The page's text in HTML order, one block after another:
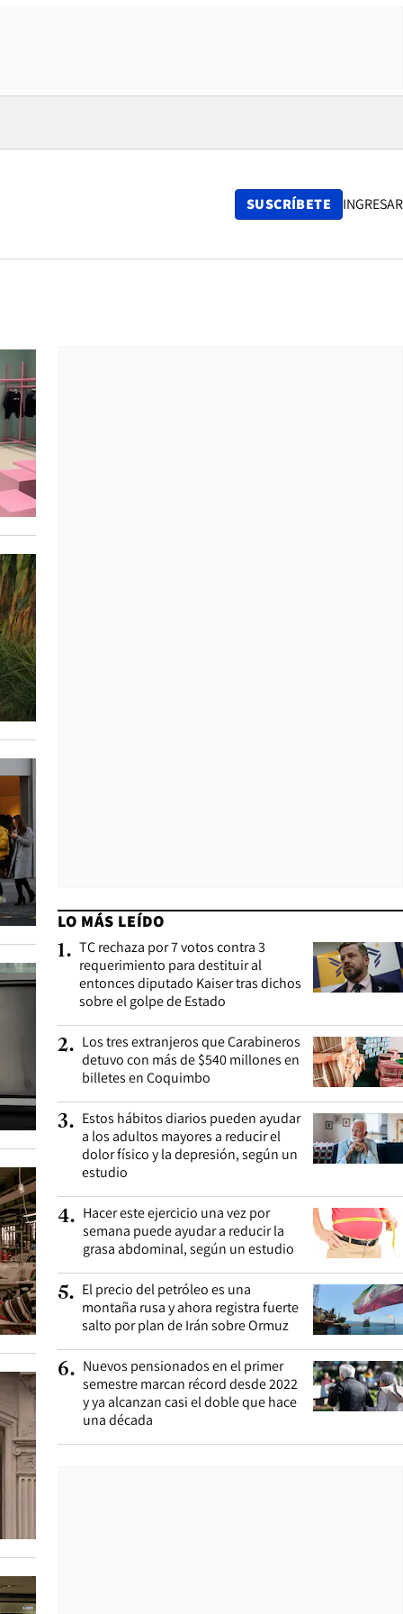
SUSCRÍBETE INGRESAR
LO MÁS LEÍDO
1. TC rechaza por 7 votos contra 3
requerimiento para destituir al
entonces diputado Kaiser tras dichos
sobre el golpe de Estado
2. Los tres extranjeros que Carabineros
detuvo con más de $540 millones en
billetes en Coquimbo
3. Estos hábitos diarios pueden ayudar
a los adultos mayores a reducir el
dolor físico y la depresión, según un
estudio
4. Hacer este ejercicio una vez por
semana puede ayudar a reducir la
grasa abdominal, según un estudio
5. El precio del petróleo es una
montaña rusa y ahora registra fuerte
salto por plan de Irán sobre Ormuz
6. Nuevos pensionados en el primer
semestre marcan récord desde 2022
y ya alcanzan casi el doble que hace
una década